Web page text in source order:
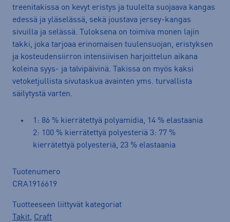
treenitakissa on kevyt eristys ja tuulelta suojaava kangas
edessä ja yläselässä, sekä joustava jersey-kangas
sivuilla ja selässä. Tuloksena on toimiva monen lajin
takki, joka tarjoaa erinomaisen tuulensuojan, eristyksen
ja kosteudensiirron intensiivisen harjoittelun aikana
koleina syys- ja talvipäivinä. Takissa on myös kaksi
vetoketjullista sivutaskua avainten yms. turvallista
säilytystä varten.
1: 86 % kierrätettyä polyamidia, 14 % elastaania
2: 100 % kierrätettyä polyesteriä 3: 77 %
kierrätettyä polyesteriä, 23 % elastaania
Tuotenumero
CRA1916619
Tuotteeseen liittyvät kategoriat
Takit, Craft